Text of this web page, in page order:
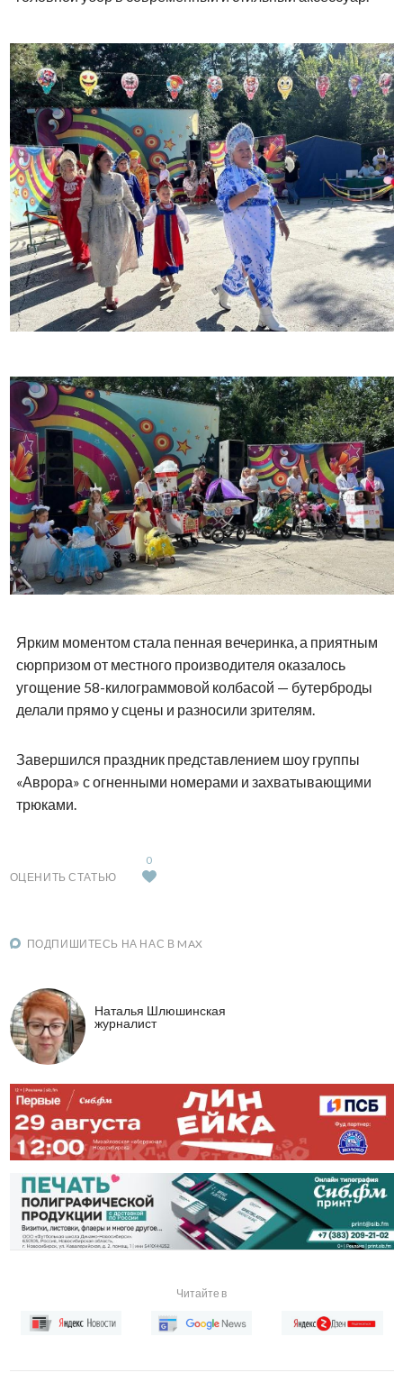
Ярким моментом стала пенная вечеринка, а приятным
сюрпризом от местного производителя оказалось
угощение 58-килограммовой колбасой — бутерброды
делали прямо у сцены и разносили зрителям.
Завершился праздник представлением шоу группы
«Аврора» с огненными номерами и захватывающими
трюками.
ОЦЕНИТЬ СТАТЬЮ
0
ПОДПИШИТЕСЬ НА НАС В MAX
Наталья Шлюшинская
журналист
Читайте в